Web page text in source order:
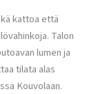
kattoa että
Talon
lumen ja
tilata alas
Kouvolaan.